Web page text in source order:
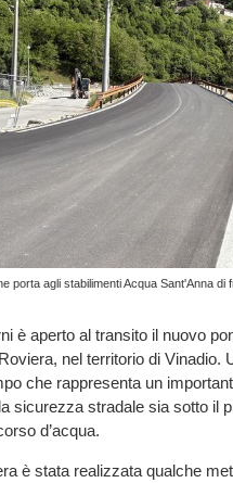
porta agli stabilimenti Acqua Sant'Anna di
è aperto al transito il nuovo
nel territorio di Vinadio.
che rappresenta un
sicurezza stradale sia sotto il
d’acqua.
è stata realizzata qualche